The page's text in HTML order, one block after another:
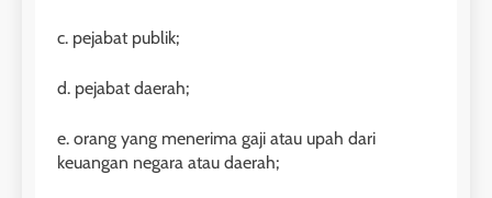
c. pejabat publik;
d. pejabat daerah;
e. orang yang menerima gaji atau upah dari
keuangan negara atau daerah;